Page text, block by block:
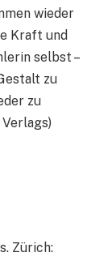
wieder
Kraft und
selbst –
zu
zu
Zürich: